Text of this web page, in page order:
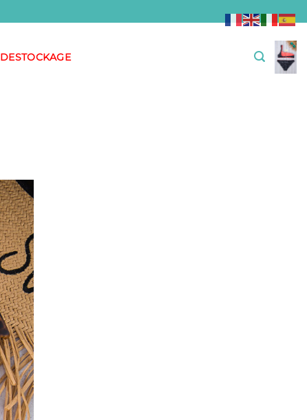
DESTOCKAGE